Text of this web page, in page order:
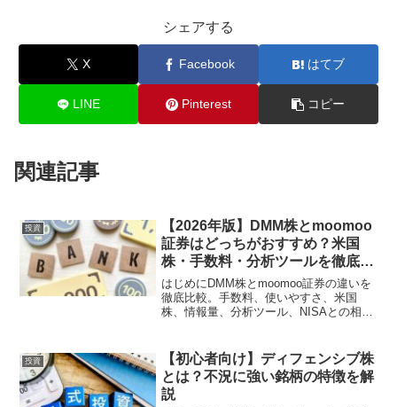
シェアする
X Facebook はてブ
LINE Pinterest コピー
関連記事
投資
【2026年版】DMM株とmoomoo
証券はどっちがおすすめ？米国
株・手数料・分析ツールを徹底比
較【初心者〜中級者向け】
はじめにDMM株とmoomoo証券の違いを
徹底比較。手数料、使いやすさ、米国
株、情報量、分析ツール、NISAとの相性
説します。🔽まずは無料で口座開設して
みる＼ まずは使...
投資
【初心者向け】ディフェンシブ株
とは？不況に強い銘柄の特徴を解
説